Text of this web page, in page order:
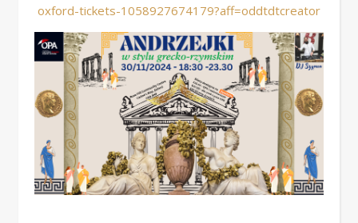
oxford-tickets-1058927674179?aff=oddtdtcreator